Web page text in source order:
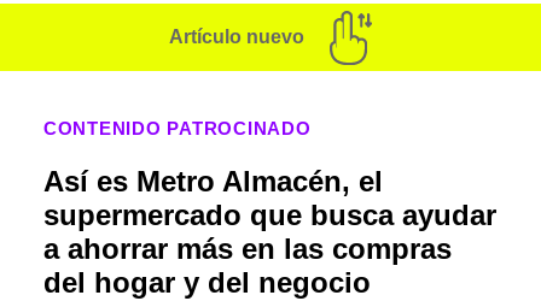
Artículo nuevo
CONTENIDO PATROCINADO
Así es Metro Almacén, el
supermercado que busca ayudar
a ahorrar más en las compras
del hogar y del negocio